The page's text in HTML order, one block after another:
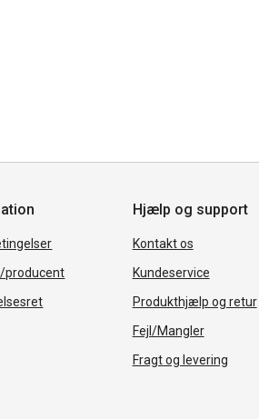
producent
Hjælp og support
Kontakt os
Kundeservice
Produkthjælp og retur
Fejl/Mangler
Fragt og levering